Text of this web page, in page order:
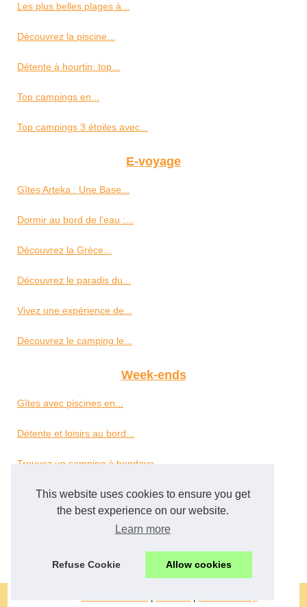
This website uses cookies to ensure you get
the best experience on our website.
Learn more
Refuse Cookie Allow cookies
Les plus belles plages à...
Découvrez la piscine...
Détente à hourtin: top...
Top campings en...
Top campings 3 étoiles avec...
E-voyage
Gîtes Arteka : Une Base...
Dormir au bord de l’eau :...
Découvrez la Grèce...
Découvrez le paradis du...
Vivez une expérience de...
Découvrez le camping le...
Week-ends
Gîtes avec piscines en...
Détente et loisirs au bord...
Trouvez un camping à hendaye...
Camping à...
Découvrir le camping borepo...